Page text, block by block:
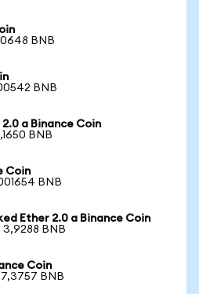
BNB
BNB
a Binance Coin
BNB
Coin
BNB
Ether 2.0 a Binance Coin
3,9288 BNB
Coin
BNB